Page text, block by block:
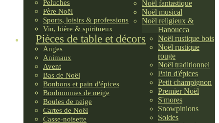
Peluches
Père Noël
Sports, loisirs & professions
Vin, bière & spiritueux
Pièces de table et décors
Anges
Animaux
Avent
Bas de Noël
Bonbons et pain d'épices
Bonhommes de neige
Boules de neige
Cartes de Noël
Casse-noisette
Noël fantastique
Noël musical
Noël religieux &
Hanoucca
Noël rustique bois
Noël rustique
rouge
Noël traditionnel
Pain d'épices
Petit champignon
Premier Noël
S'mores
Snowpinions
Soldes